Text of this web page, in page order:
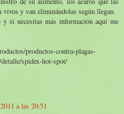
vivos y van eliminándolas según llegan.
y si necesitas más información aquí me
productos-contra-plagas-
spidex-hot-spot/
a las 20:51